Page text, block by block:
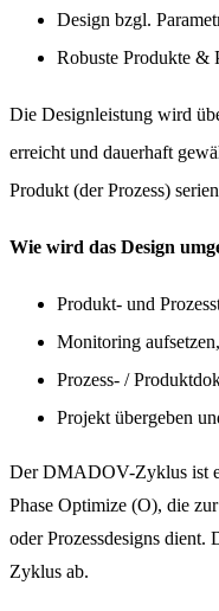
Design bzgl.
Robuste Produkte &
Die Designleistung wird
erreicht und dauerhaft
Produkt (der Prozess)
Wie wird das Design
Produkt- und
Monitoring
Prozess- /
Projekt übergeben
Der DMADOV-Zyklus ist
Phase Optimize (O), die
oder Prozessdesigns dient.
Zyklus ab.